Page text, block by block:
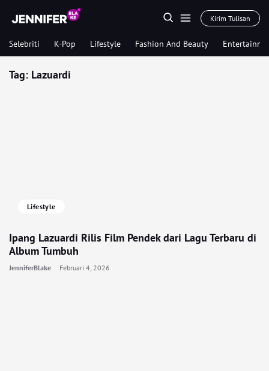
Kirim Tulisan
Selebriti K-Pop Lifestyle Fashion And Beauty
Tag: Lazuardi
Lifestyle
Ipang Lazuardi Rilis Film Pendek dari Lagu Terbaru di
Album Tumbuh
JenniferBlake Februari 4, 2026